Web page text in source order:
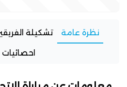
نظرة عامة تشكيلة
احصائيات